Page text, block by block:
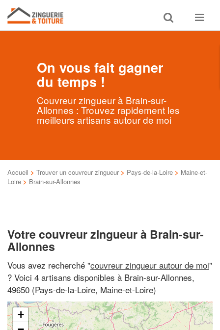
Toggle
search
Toggle
On vous fait gagner
du temps !
Couvreur zingueur à Brain-sur-
Allonnes : Trouvez rapidement les
meilleurs artisans autour de moi
Accueil > Trouver un couvreur zingueur > Pays-de-la-Loire > Maine-et-
Loire > Brain-sur-Allonnes
Votre couvreur zingueur à Brain-sur-
Allonnes
Vous avez recherché "couvreur zingueur autour de moi"
? Voici 4 artisans disponibles à Brain-sur-Allonnes,
49650 (Pays-de-la-Loire, Maine-et-Loire)
+